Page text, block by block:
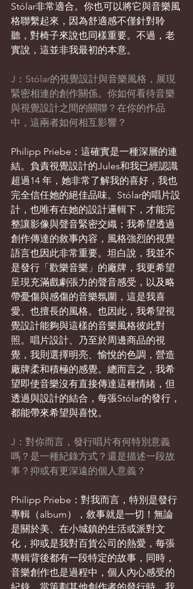
Stólar非常適合。你也可以將它與音樂風
格聯繫起來，因為舒適感不僅針對聆
聽，對椅子來說也同樣重要。不過，老
實說，這並非我最初的本意。
J：Stólar的視覺設計與音樂風格，展現
緊密相連的創作關係。你如何看待音樂
與視覺設計之間的關聯？在你的作品
中，這兩者如何相互影響？
Philipp Priebe：這確實是一種深層的連
結。負責視覺設計的Jules和我已經認識
超過14 年，她非常了解我的喜好，我也
完全信任她的絕佳品味。Stólar的唱片設
計，也唯有在她的設計邏輯下，才能完
整讓影像與聲音緊密交織；我希望透過
創作傳達的敘事內容，風格強烈的視覺
語言也因此非常重要。坦白說，我並不
是發行「歡樂音樂」的廠牌，我更希望
呈現充滿戲劇張力的聲音感受，以及略
帶憂傷與感傷的音樂氛圍，這是我喜
愛、也擅長的風格。也因此，我希望視
覺設計能夠與這樣的音樂風格彼此對
照。唱片設計、乃至於周邊商品的視
覺，我則選擇明亮、愉悅的色調，營造
廠牌柔和積極的感覺。總而言之，我希
望即使音樂沒有直接傳達這種情緒，但
透過與設計的結合，每張Stólar的發行，
都能帶來希望與喜悅。
J：對你而言，發行唱片有何特別意義
嗎？是一種紀錄方式？還是描述一段故
事？抑或有更深遠的個人意義？
Philipp Priebe：對我而言，特別是發行
專輯（album），敘事就是一切！無論
是關於美、在小城鎮的生活或派對文
化，抑或是我對百貨公司的熱愛，每張
專輯背後都有一段特定的故事，同時，
音樂創作也是過程中，個人內心感受的